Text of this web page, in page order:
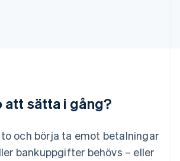
att sätta i gång?
och börja ta emot betalningar
bankuppgifter behövs – eller